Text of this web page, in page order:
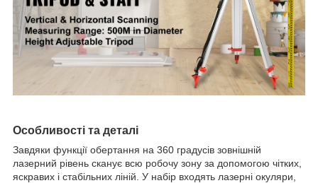
Особливості та деталі
Завдяки функції обертання на 360 градусів зовнішній
лазерний рівень сканує всю робочу зону за допомогою чітких,​
яскравих і стабільних ліній.​ У набір входять лазерні окуляри,​